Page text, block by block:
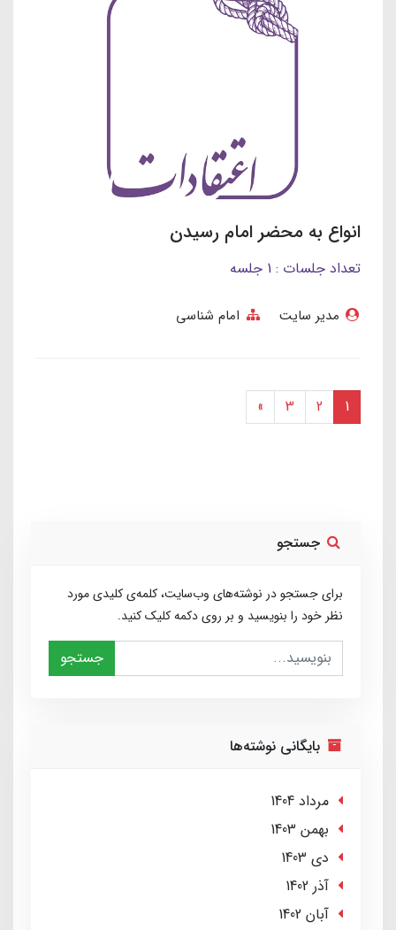
انواع به محضر امام رسیدن
تعداد جلسات : 1 جلسه
مدیر سایت امام شناسی
1
2
3
»
جستجو
برای جستجو در نوشته‌های وب‌سایت، کلمه‌ی کلیدی مورد
نظر خود را بنویسید و بر روی دکمه کلیک کنید.
جستجو
بایگانی نوشته‌ها
مرداد 1404
بهمن 1403
دی 1403
آذر 1402
آبان 1402